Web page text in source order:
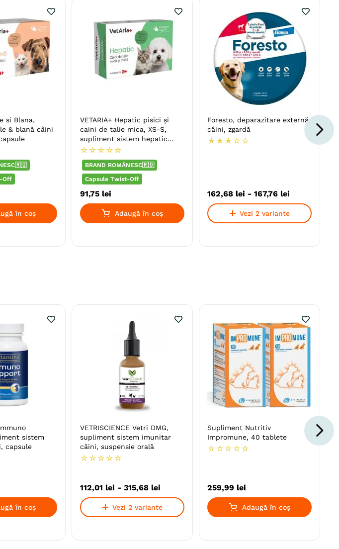
si Blana,
& blană câini
Off
în coș
VETARIA+ Hepatic pisici și
caini de talie mica, XS-S,
supliment sistem hepatic
câini și pisici, Pui, cutie
☆ ☆ ☆ ☆ ☆
BRAND ROMÂNESC🇷🇴
Capsule Twist-Off
91,75 lei
Adaugă în coș
Foresto, deparazitare externă
câini, zgardă
★ ★ ★ ☆ ☆
162,68 lei - 167,76 lei
Vezi 2 variante
sistem
capsule
în coș
VETRISCIENCE Vetri DMG,
supliment sistem imunitar
câini, suspensie orală
☆ ☆ ☆ ☆ ☆
112,01 lei - 315,68 lei
Vezi 2 variante
Supliment Nutritiv
Impromune, 40 tablete
☆ ☆ ☆ ☆ ☆
259,99 lei
Adaugă în coș